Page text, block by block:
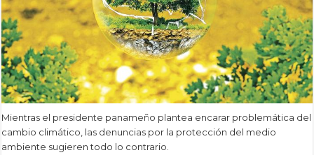
Mientras el presidente panameño plantea encarar problemática del
cambio climático, las denuncias por la protección del medio
ambiente sugieren todo lo contrario.